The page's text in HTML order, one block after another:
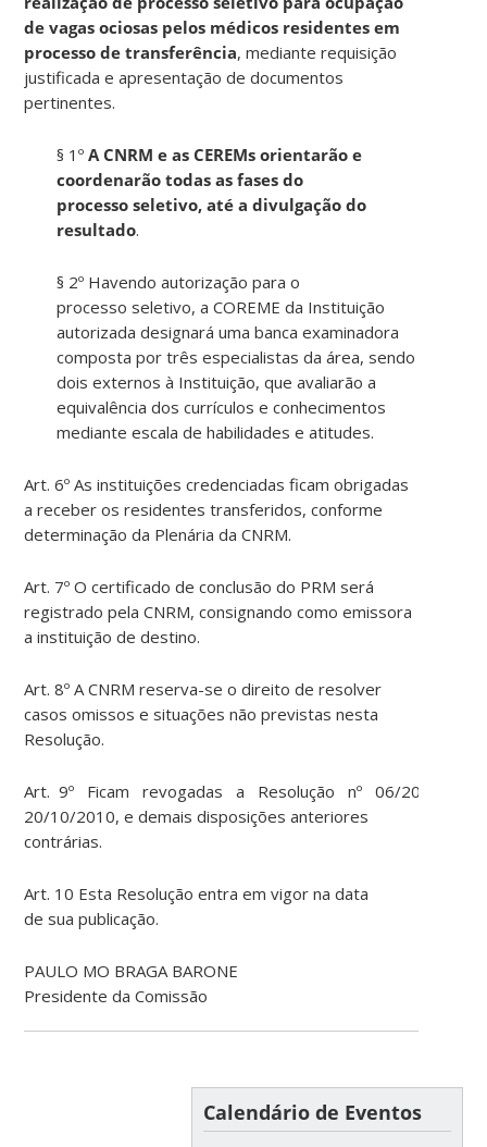
de vagas ociosas pelos médicos residentes em
processo de transferência, mediante requisição
justificada e apresentação de documentos
pertinentes.
§ 1º A CNRM e as CEREMs orientarão e
coordenarão todas asfases do
processoseletivo, até a divulgação do
resultado.
§ 2º Havendo autorização para o
processoseletivo, a COREME da Instituição
autorizada designará uma banca examinadora
composta por três especialistas daárea,sendo
dois externos à Instituição, que avaliarão a
equivalência dos currículos e conhecimentos
mediante escala de habilidades e atitudes.
Art. 6ºAs instituições credenciadasficam obrigadas
a receber os residentes transferidos, conforme
determinação da Plenária da CNRM.
Art. 7º O certificado de conclusão do PRMserá
registrado pela CNRM, consignando como emissora
a instituição de destino.
Art. 8º A CNRM reserva-se o direito de resolver
casos omissos esituações não previstas nesta
Resolução.
Art. 9º Ficam revogadas a Resolução nº 06/2010,
20/10/2010, e demais disposições anteriores
contrárias.
Art. 10 Esta Resolução entra em vigor na data
desua publicação.
PAULO MO BRAGA BARONE
Presidente da Comissão
Calendário de Eventos